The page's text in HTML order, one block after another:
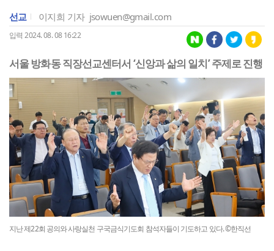
선교 이지희 기자 jsowuen@gmail.com
입력 2024. 08. 08 16:22
서울 방화동 직장선교센터서 ‘신앙과 삶의 일치’ 주제로 진행
지난 제22회 공의와 사랑실천 구국금식기도회 참석자들이 기도하고 있다. ©한직선